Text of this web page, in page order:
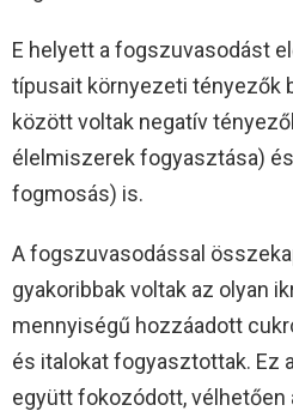
E helyett a fogszuvasodást
típusait környezeti tényezők
között voltak negatív
élelmiszerek fogyasztása)
fogmosás) is.
A fogszuvasodással
gyakoribbak voltak az olyan
mennyiségű hozzáadott
és italokat fogyasztottak. Ez
együtt fokozódott, vélhetően